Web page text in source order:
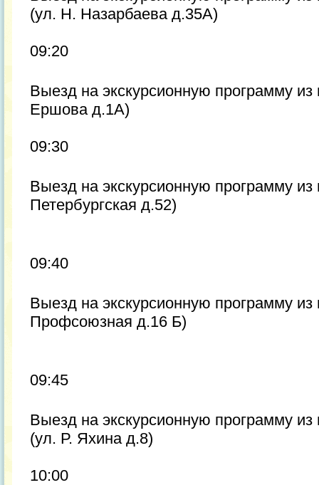
(ул. Н. Назарбаева д.35А)
09:20
Выезд на экскурсионную программу из
Ершова д.1А)
09:30
Выезд на экскурсионную программу
Петербургская д.52)
09:40
Выезд на экскурсионную программу из
Профсоюзная д.16 Б)
09:45
Выезд на экскурсионную программу из
(ул. Р. Яхина д.8)
10:00